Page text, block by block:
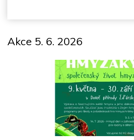
Akce 5. 6. 2026